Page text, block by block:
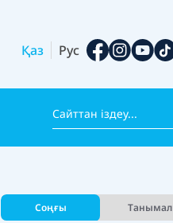
Қаз Рус
Соңғы Танымал